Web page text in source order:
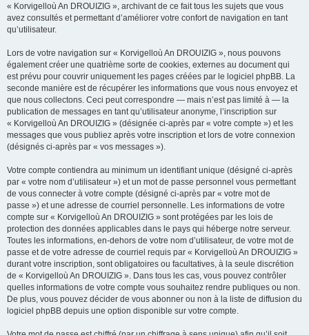
« Korvigelloù An DROUIZIG », archivant de ce fait tous les sujets que vous
avez consultés et permettant d’améliorer votre confort de navigation en tant
qu’utilisateur.
Lors de votre navigation sur « Korvigelloù An DROUIZIG », nous pouvons
également créer une quatrième sorte de cookies, externes au document qui
est prévu pour couvrir uniquement les pages créées par le logiciel phpBB. La
seconde manière est de récupérer les informations que vous nous envoyez et
que nous collectons. Ceci peut correspondre — mais n’est pas limité à — la
publication de messages en tant qu’utilisateur anonyme, l’inscription sur
« Korvigelloù An DROUIZIG » (désignée ci-après par « votre compte ») et les
messages que vous publiez après votre inscription et lors de votre connexion
(désignés ci-après par « vos messages »).
Votre compte contiendra au minimum un identifiant unique (désigné ci-après
par « votre nom d’utilisateur ») et un mot de passe personnel vous permettant
de vous connecter à votre compte (désigné ci-après par « votre mot de
passe ») et une adresse de courriel personnelle. Les informations de votre
compte sur « Korvigelloù An DROUIZIG » sont protégées par les lois de
protection des données applicables dans le pays qui héberge notre serveur.
Toutes les informations, en-dehors de votre nom d’utilisateur, de votre mot de
passe et de votre adresse de courriel requis par « Korvigelloù An DROUIZIG »
durant votre inscription, sont obligatoires ou facultatives, à la seule discrétion
de « Korvigelloù An DROUIZIG ». Dans tous les cas, vous pouvez contrôler
quelles informations de votre compte vous souhaitez rendre publiques ou non.
De plus, vous pouvez décider de vous abonner ou non à la liste de diffusion du
logiciel phpBB depuis une option disponible sur votre compte.